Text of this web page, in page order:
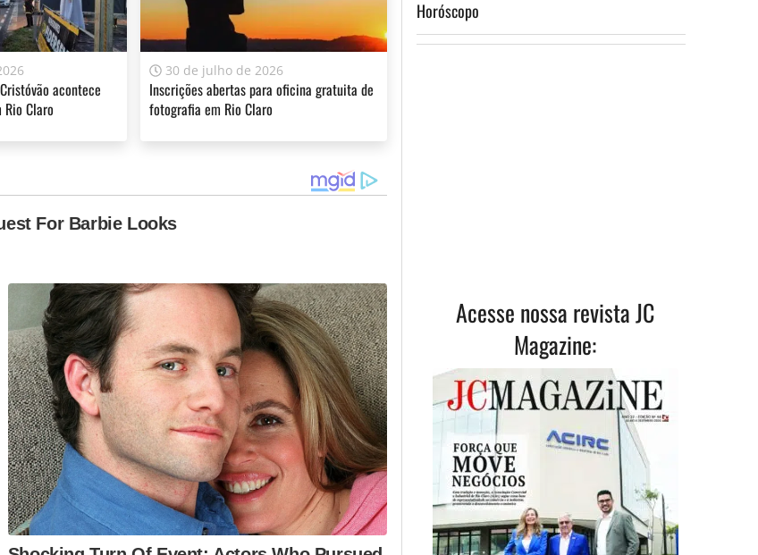
de qualidade e credibilidade. Apoie o jornalismo
acontece
Rio Claro
30 de julho de 2026
Inscrições abertas para oficina gratuita de
fotografia em Rio Claro
Horóscopo
Acesse nossa revista JC
Magazine: